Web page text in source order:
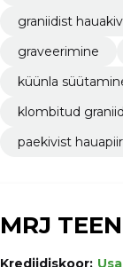
graniidist
graveerimine
küünla
klombitud
paekivist
MRJ
Krediidiskoor: